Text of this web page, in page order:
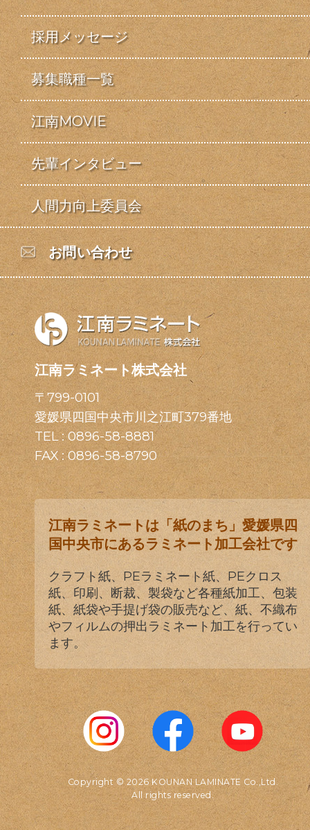
採用メッセージ
募集職種一覧
江南MOVIE
先輩インタビュー
人間力向上委員会
お問い合わせ
江南ラミネート株式会社
〒799-0101
愛媛県四国中央市川之江町379番地
TEL :0896-58-8881
FAX : 0896-58-8790
江南ラミネートは「紙のまち」愛媛県四
国中央市にあるラミネート加工会社です
クラフト紙、PEラミネート紙、PEクロス
紙、印刷、断裁、製袋など各種紙加工、包装
紙、紙袋や手提げ袋の販売など、紙、不織布
やフィルムの押出ラミネート加工を行ってい
ます。
Copyright © 2026 KOUNAN LAMINATE Co.,Ltd.
All rights reserved.